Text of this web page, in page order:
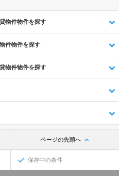
物件物件を探す
件物件を探す
物件物件を探す
ページの先頭へ
保存中の条件